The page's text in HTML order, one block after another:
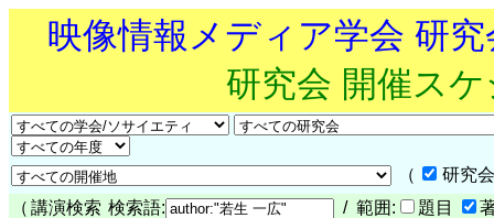
映像情報メディア学会 研
研究会 開催ス
（
研究
（ 講演検索 検索語: / 範囲: 題目